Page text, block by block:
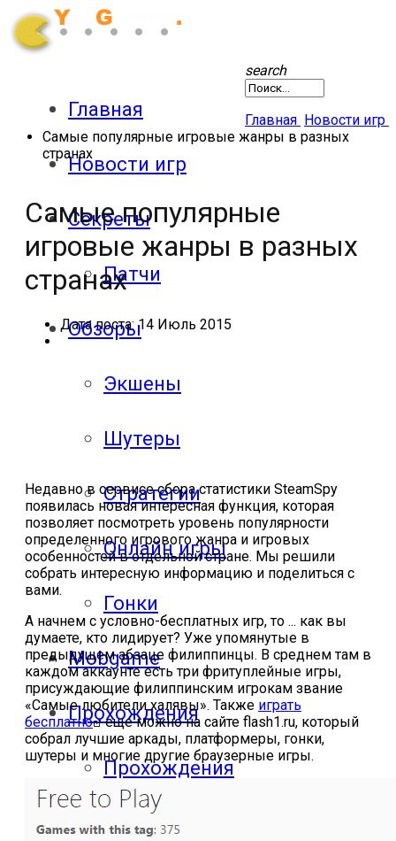
Главная
Новости игр
Секреты
Патчи
Обзоры
Экшены
Шутеры
Стратегии
Онлайн игры
Гонки
Mobgame
Прохождения
Прохождения
компьютерных
search
Главная Новости игр
Самые популярные игровые жанры в разных
странах
Самые популярные
игровые жанры в разных
странах
Дата поста: 14 Июль 2015
Недавно в сервисе сбора статистики SteamSpy
появилась новая интересная функция, которая
позволяет посмотреть уровень популярности
определенного игрового жанра и игровых
особенностей в отдельной стране. Мы решили
собрать интересную информацию и поделиться с
вами.
А начнем с условно-бесплатных игр, то ... как вы
думаете, кто лидирует? Уже упомянутые в
предыдущем абзаце филиппинцы. В среднем там в
каждом аккаунте есть три фритуплейные игры,
присуждающие филиппинским игрокам звание
«Самые любители халявы». Также играть
бесплатно еще можно на сайте flash1.ru, который
собрал лучшие аркады, платформеры, гонки,
шутеры и многие другие браузерные игры.